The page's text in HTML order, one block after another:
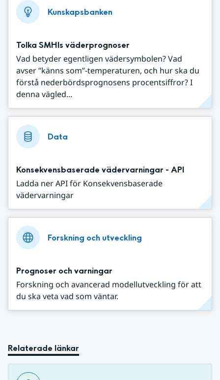
Kunskapsbanken
Tolka SMHIs väderprognoser
Vad betyder egentligen vädersymbolen? Vad
avser ”känns som”-temperaturen, och hur ska du
förstå nederbördsprognosens procentsiffror? I
denna vägled...
Data
Konsekvensbaserade vädervarningar - API
Ladda ner API för Konsekvensbaserade
vädervarningar
Forskning och utveckling
Prognoser och varningar
Forskning och avancerad modellutveckling för att
du ska veta vad som väntar.
Relaterade länkar